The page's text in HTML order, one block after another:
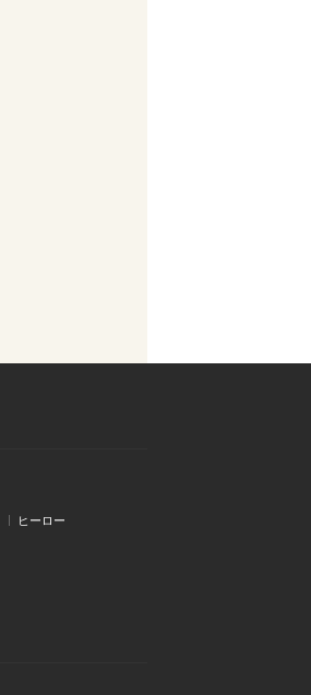
ヒーロー